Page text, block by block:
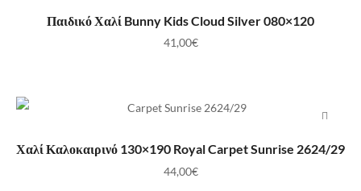
ΠΡΟΣΘΉΚΗ ΣΤΟ ΚΑΛΆΘΙ
Παιδικό Χαλί Bunny Kids Cloud Silver 080×120
41,00€
ΠΡΟΣΘΉΚΗ ΣΤΟ ΚΑΛΆΘΙ
Χαλί Καλοκαιρινό 130×190 Royal Carpet Sunrise 2624/29
44,00€